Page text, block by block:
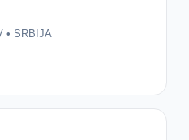
• SRBIJA